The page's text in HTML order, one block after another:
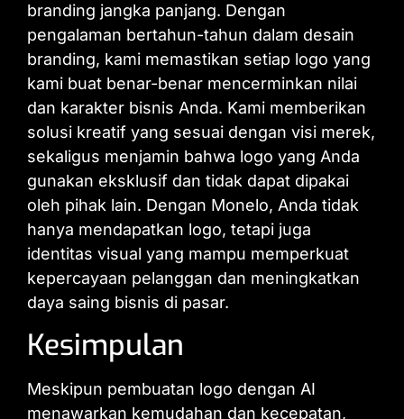
branding jangka panjang. Dengan
pengalaman bertahun-tahun dalam desain
branding, kami memastikan setiap logo yang
kami buat benar-benar mencerminkan nilai
dan karakter bisnis Anda. Kami memberikan
solusi kreatif yang sesuai dengan visi merek,
sekaligus menjamin bahwa logo yang Anda
gunakan eksklusif dan tidak dapat dipakai
oleh pihak lain. Dengan Monelo, Anda tidak
hanya mendapatkan logo, tetapi juga
identitas visual yang mampu memperkuat
kepercayaan pelanggan dan meningkatkan
daya saing bisnis di pasar.
Kesimpulan
Meskipun pembuatan logo dengan AI
menawarkan kemudahan dan kecepatan,